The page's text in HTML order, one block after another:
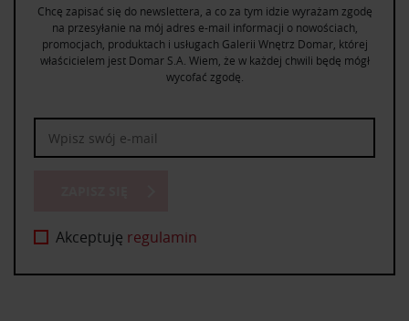
Chcę zapisać się do newslettera, a co za tym idzie wyrażam zgodę
na przesyłanie na mój adres e-mail informacji o nowościach,
promocjach, produktach i usługach Galerii Wnętrz Domar, której
właścicielem jest Domar S.A. Wiem, że w każdej chwili będę mógł
wycofać zgodę.
Akceptuję regulamin